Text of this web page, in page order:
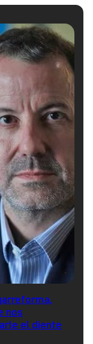
nos
el diente